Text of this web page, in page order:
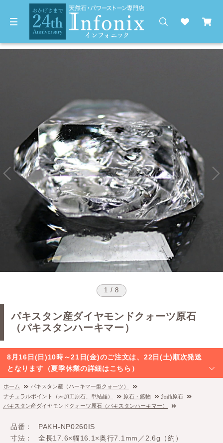
1 / 8
パキスタン産ダイヤモンドクォーツ原石
（パキスタンハーキマー）
8月16日(日)10時～21日(金)のご注文は、22日(土)順次発送
となります（夏季休業の詳細はこちら）
ホーム
パキスタン産（ハーキマー型クォーツ）
ナチュラルポイント（未加工原石、単結晶）
原石・鉱物
結晶原石
パキスタン産ダイヤモンドクォーツ原石（パキスタンハーキマー）
品番
PAKH-NP0260IS
寸法
全長17.6×幅16.1×奥行7.1mm／2.6g（約）